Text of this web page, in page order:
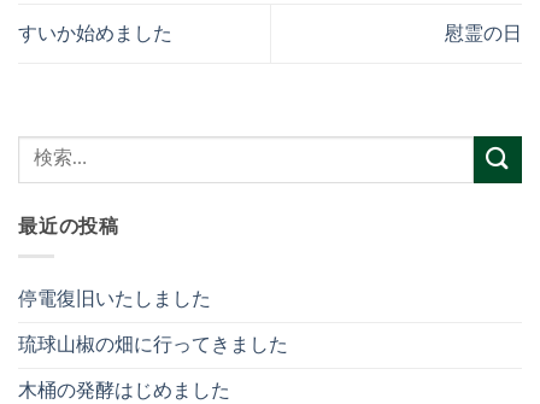
すいか始めました 慰霊の日
最近の投稿
停電復旧いたしました
琉球山椒の畑に行ってきました
木桶の発酵はじめました